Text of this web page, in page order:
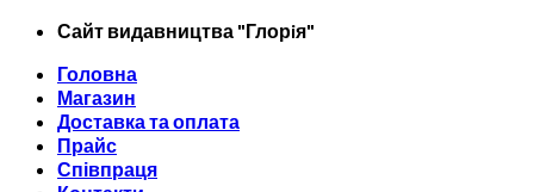
Skip
content
Сайт видавництва "Глорiя"
Головна
Магазин
Доставка та оплата
Прайс
Співпраця